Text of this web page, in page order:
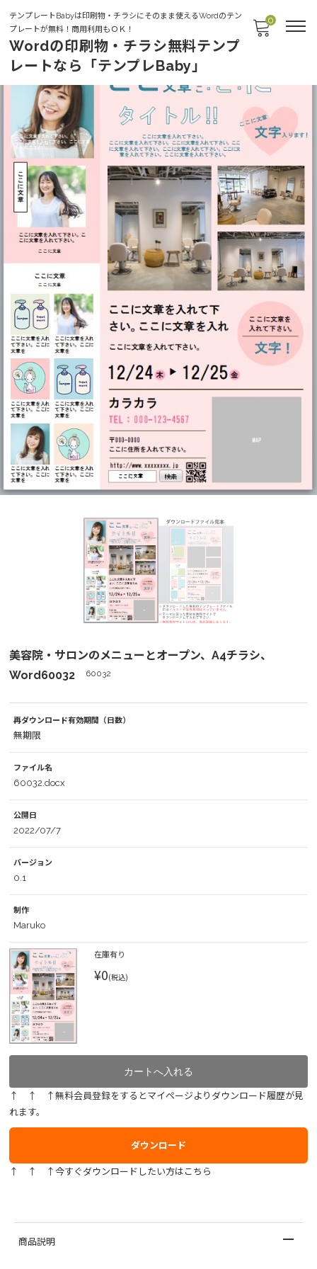
テンプレートBabyは印刷物・チラシにそのまま使えるWordのテン
プレートが無料！商用利用もＯＫ！
Wordの印刷物・チラシ無料テンプ
レートなら「テンプレBaby」
0
美容院・サロンのメニューとオープン、A4チラシ、
Word60032
60032
再ダウンロード有効期間（日数）
無期限
ファイル名
60032.docx
公開日
2022/07/7
バージョン
0.1
制作
Maruko
在庫有り
¥0(税込)
↑ ↑ ↑無料会員登録をするとマイページよりダウンロード履歴が見
れます。
ダウンロード
↑ ↑ ↑今すぐダウンロードしたい方はこちら
商品説明